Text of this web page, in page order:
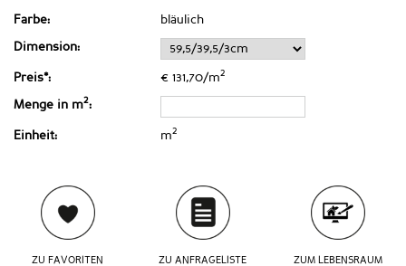
Farbe: bläulich
Dimension:
Preis*: € 131,70/m2
Menge in m2:
Einheit: m2
ZU FAVORITEN
ZU ANFRAGELISTE
ZUM LEBENSRAUM